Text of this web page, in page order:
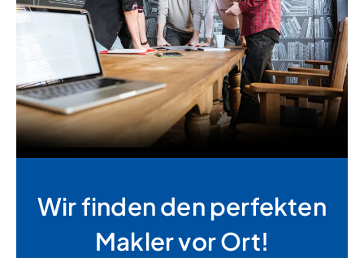
Wir finden den perfekten
Makler vor Ort!